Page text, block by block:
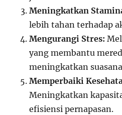
Meningkatkan
lebih tahan terhadap
Mengurangi Stres:
yang membantu
meningkatkan
Memperbaiki
Meningkatkan
efisiensi pernapasan.